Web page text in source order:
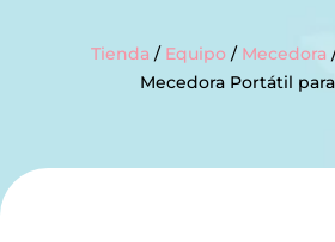
Tienda / Equipo / Mecedora
Mecedora Portátil